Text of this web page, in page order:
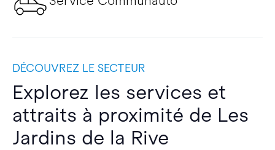
DÉCOUVREZ LE SECTEUR
Explorez les services et
attraits à proximité de Les
Jardins de la Rive